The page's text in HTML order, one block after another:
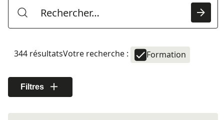
344 résultatsVotre recherche : Formation
Filtres